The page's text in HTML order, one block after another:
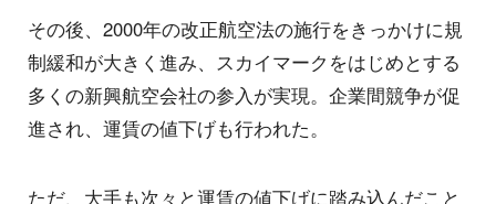
その後、2000年の改正航空法の施行をきっかけに規
制緩和が大きく進み、スカイマークをはじめとする
多くの新興航空会社の参入が実現。企業間競争が促
進され、運賃の値下げも行われた。
ただ、大手も次々と運賃の値下げに踏み込んだこと